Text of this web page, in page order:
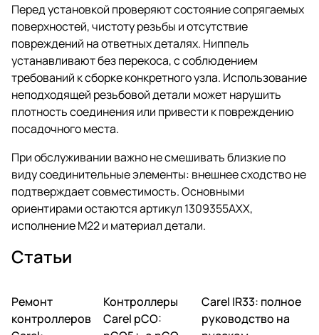
Перед установкой проверяют состояние сопрягаемых
поверхностей, чистоту резьбы и отсутствие
повреждений на ответных деталях. Ниппель
устанавливают без перекоса, с соблюдением
требований к сборке конкретного узла. Использование
неподходящей резьбовой детали может нарушить
плотность соединения или привести к повреждению
посадочного места.
При обслуживании важно не смешивать близкие по
виду соединительные элементы: внешнее сходство не
подтверждает совместимость. Основными
ориентирами остаются артикул 1309355AXX,
исполнение М22 и материал детали.
Статьи
Автоматика и
контроллеры
Ремонт
контроллеров
Автоматика и
контроллеры
Контроллеры
Carel pCO:
Автоматика и
контроллеры
Carel IR33: полное
руководство на